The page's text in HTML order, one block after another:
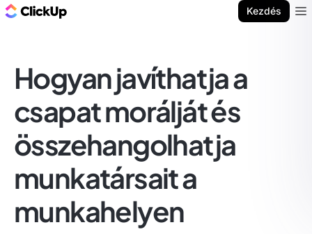
Kezdés
Hogyan javíthatja a
csapat morálját és
összehangolhatja
munkatársait a
munkahelyen